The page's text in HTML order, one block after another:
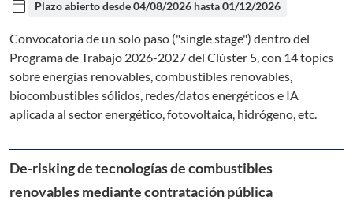
calendar_today Plazo abierto desde04/08/2026 hasta01/12/2026
Convocatoria de un solo paso ("single stage") dentro del
Programa de Trabajo 2026-2027 del Clúster 5, con 14 topics
sobre energías renovables, combustibles renovables,
biocombustibles sólidos, redes/datos energéticos e IA
aplicada al sector energético, fotovoltaica, hidrógeno, etc.
De-risking de tecnologías de combustibles
renovables mediante contratación pública